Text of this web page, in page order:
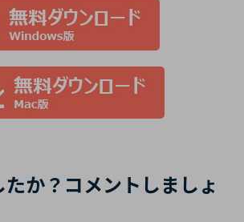
か？コメントしましょ